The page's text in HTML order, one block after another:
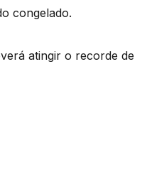
congelado.
atingir o recorde de